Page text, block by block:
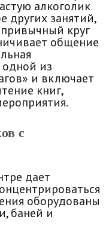
алкоголик
других занятий,
круг
общение
из
и включает
книг,
с
дает
оборудованы
баней и